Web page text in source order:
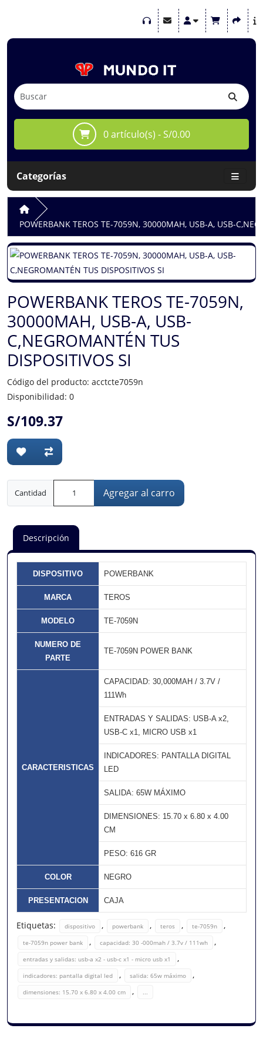
0 artículo(s) - S/0.00
Categorías
POWERBANK TEROS TE-7059N, 30000MAH, USB-A, USB-
POWERBANK TEROS TE-7059N,
30000MAH, USB-A, USB-
C,NEGROMANTÉN TUS
DISPOSITIVOS SI
Código del producto: acctcte7059n
Disponibilidad: 0
S/109.37
Cantidad Agregar al carro
Descripción
DISPOSITIVO POWERBANK
MARCA TEROS
MODELO TE-7059N
NUMERO DE
PARTE
TE-7059N POWER BANK
CARACTERISTICAS
CAPACIDAD: 30,000MAH / 3.7V /
111Wh
ENTRADAS Y SALIDAS: USB-A x2,
USB-C x1, MICRO USB x1
INDICADORES: PANTALLA DIGITAL
LED
SALIDA: 65W MÁXIMO
DIMENSIONES: 15.70 x 6.80 x 4.00
CM
PESO: 616 GR
COLOR NEGRO
PRESENTACION CAJA
Etiquetas: dispositivo , powerbank , teros , te-7059n ,
te-7059n power bank , capacidad: 30 -000mah / 3.7v / 111wh ,
entradas y salidas: usb-a x2 - usb-c x1 - micro usb x1 ,
indicadores: pantalla digital led , salida: 65w máximo ,
dimensiones: 15.70 x 6.80 x 4.00 cm ,